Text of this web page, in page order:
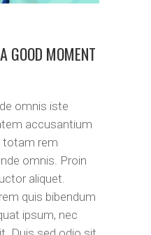
GOOD MOMENT
omnis iste
accusantium
totam rem
omnis. Proin
aliquet.
quis bibendum
ipsum, nec